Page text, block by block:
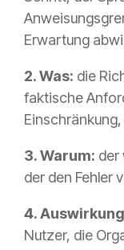
Erwartung
2. Was: die
faktische
3. Warum: der
der den Fehler
4.
Nutzer, die